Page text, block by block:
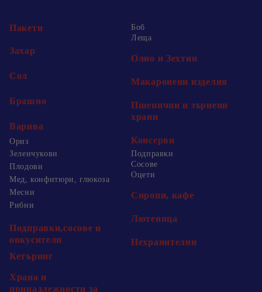
Пакети
Захар
Сол
Брашно
Варива
Ориз
Боб
Леща
Олио и Зехтин
Макаронени изделия
Пшенични и зърнени
храни
Консерви
Зеленчукови
Плодови
Мед, конфитюри, глюкоза
Месни
Рибни
Подправки,сосове и
овкусители
Подправки
Сосове
Оцети
Сиропи, кафе
Лютеница
Нехранителни
Кетъринг
Храна и
принадлежности за